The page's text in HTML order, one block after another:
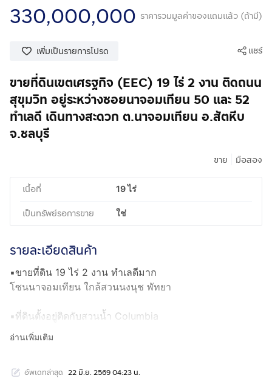
330,000,000 ราคารวมมูลค่าของแถมแล้ว (ถ้ามี)
เพิ่มเป็นรายการโปรด แชร์
ขายที่ดินเขตเศรฐกิจ (EEC) 19 ไร่ 2 งาน ติดถนน
สุขุมวิท อยู่ระหว่างซอยนาจอมเทียน 50 และ 52
ทำเลดี เดินทางสะดวก ต.นาจอมเทียน อ.สัตหีบ
จ.ชลบุรี
ขาย มือสอง
เนื้อที่ 19 ไร่
เป็นทรัพย์รอการขาย ใช่
รายละเอียดสินค้า
▪︎ขายที่ดิน 19 ไร่ 2 งาน ทำเลดีมาก
โซนนาจอมเทียน ใกล้สวนนงนุช พัทยา
▪︎ที่ดินตั้งอยู่ติดกับสวนน้ำ Columbia
Pictures Aquaverse ด้านหน้าติดถนน
และ 52)
อ่านเพิ่มเติม
อัพเดทล่าสุด 22 มิ.ย. 2569 04:23 น.